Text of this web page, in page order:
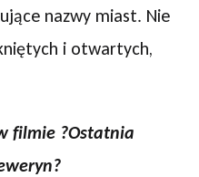
nazwy miast. Nie
i otwartych,
filmie ?Ostatnia